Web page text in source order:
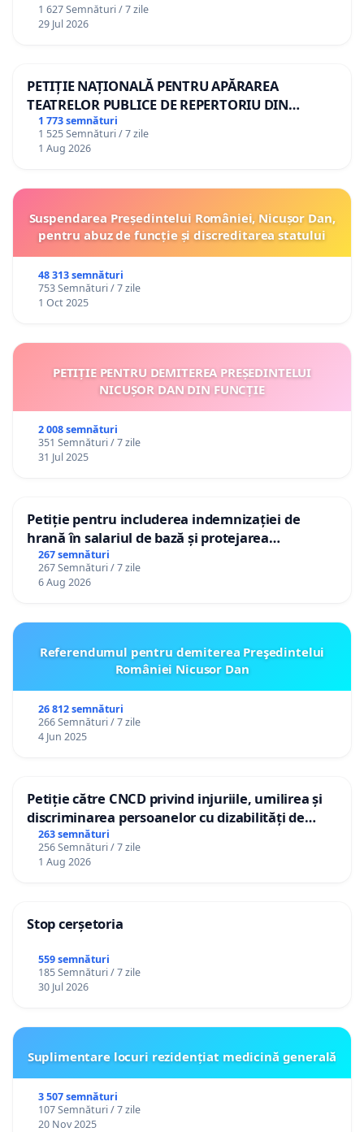
1 627 Semnături / 7 zile
29 Jul 2026
PETIȚIE NAȚIONALĂ PENTRU APĂRAREA
TEATRELOR PUBLICE DE REPERTORIU DIN
ROMÂNIA
1 773 semnături
1 525 Semnături / 7 zile
1 Aug 2026
Suspendarea Președintelui României, Nicușor Dan,
pentru abuz de funcție și discreditarea statului
48 313 semnături
753 Semnături / 7 zile
1 Oct 2025
PETIȚIE PENTRU DEMITEREA PREȘEDINTELUI
NICUȘOR DAN DIN FUNCȚIE
2 008 semnături
351 Semnături / 7 zile
31 Jul 2025
Petiție pentru includerea indemnizației de
hrană în salariul de bază și protejarea
gradațiilor de vechime pentru asistenții
personali
267 semnături
267 Semnături / 7 zile
6 Aug 2026
Referendumul pentru demiterea Preşedintelui
României Nicusor Dan
26 812 semnături
266 Semnături / 7 zile
4 Jun 2025
Petiție către CNCD privind injuriile, umilirea și
discriminarea persoanelor cu dizabilități de
către utilizatorul TikTok „Gorici”
263 semnături
256 Semnături / 7 zile
1 Aug 2026
Stop cerșetoria
559 semnături
185 Semnături / 7 zile
30 Jul 2026
Suplimentare locuri rezidențiat medicină generală
3 507 semnături
107 Semnături / 7 zile
20 Nov 2025